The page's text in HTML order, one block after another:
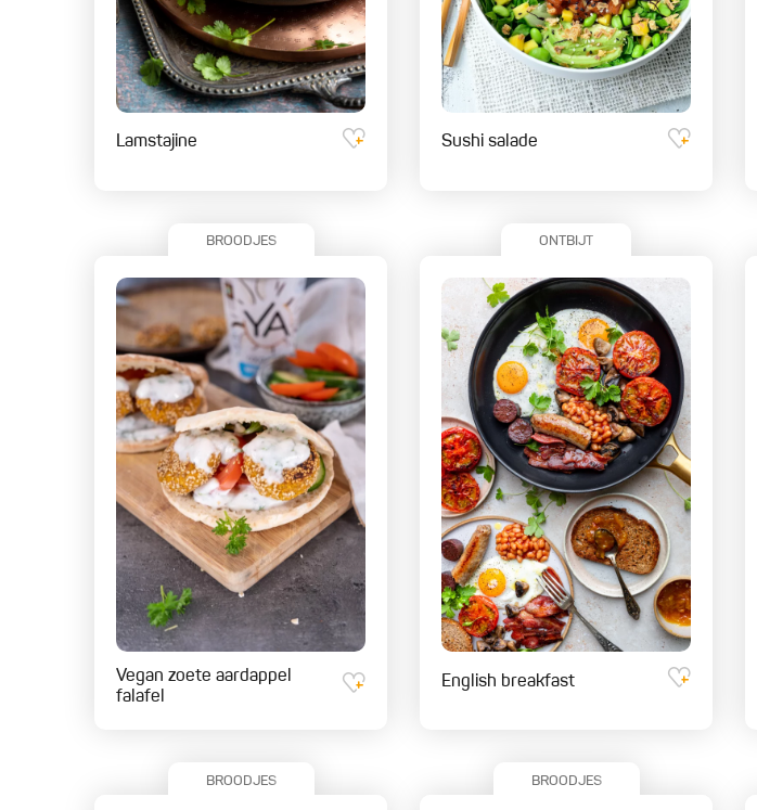
Lamstajine Sushi salade
BROODJES
Vegan zoete aardappel
falafel
ONTBIJT
English breakfast
BROODJES BROODJES